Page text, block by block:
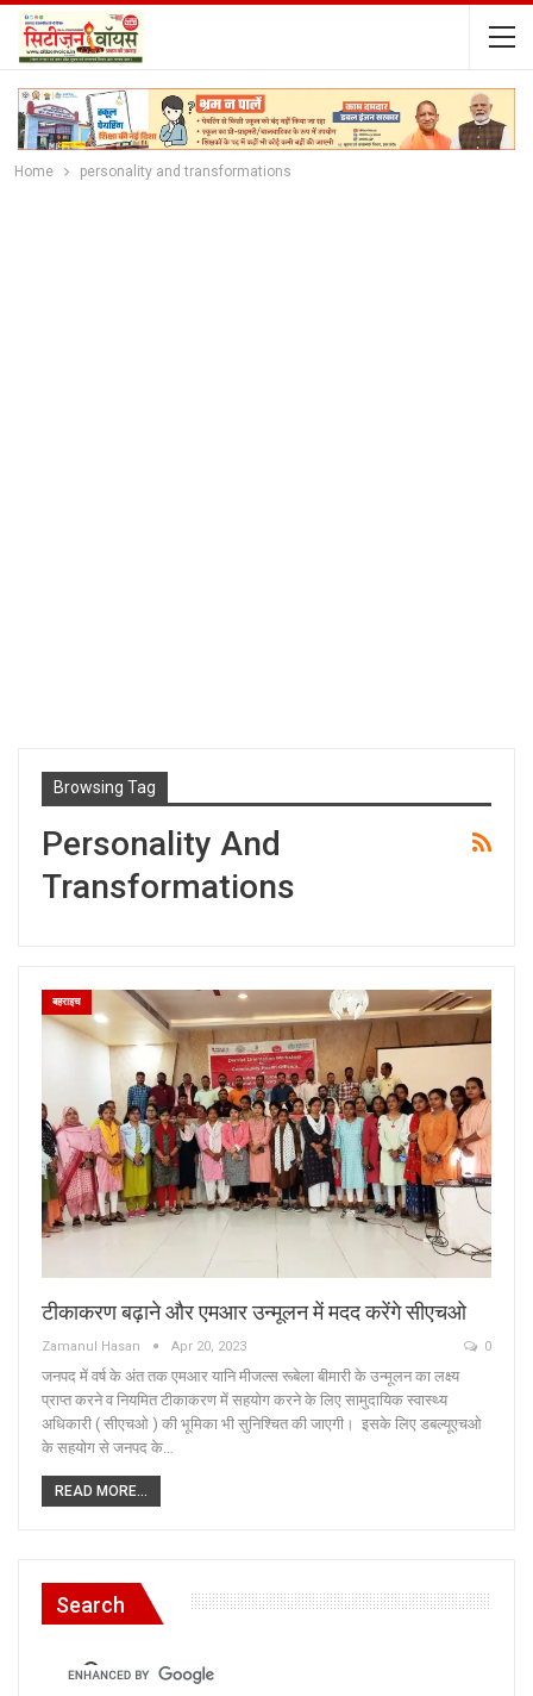
Home personality and transformations
Browsing Tag
Personality And
Transformations
बहराइच
टीकाकरण बढ़ाने और एमआर उन्मूलन में मदद करेंगे सीएचओ
Zamanul Hasan Apr 20, 2023 0
जनपद में वर्ष के अंत तक एमआर यानि मीजल्स रूबेला बीमारी के उन्मूलन का लक्ष्य
प्राप्त करने व नियमित टीकाकरण में सहयोग करने के लिए सामुदायिक स्वास्थ्य
अधिकारी ( सीएचओ ) की भूमिका भी सुनिश्चित की जाएगी। इसके लिए डबल्यूएचओ
के सहयोग से जनपद के…
READ MORE...
Search